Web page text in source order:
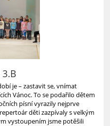
je – zastavit se, vnímat
Vánoc. To se podařilo dětem
písní vyrazily nejprve
děti zazpívaly s velkým
vystoupením jsme potěšili